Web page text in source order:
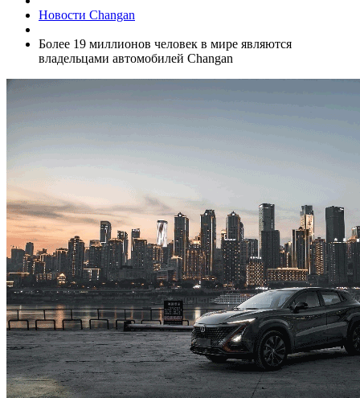
Новости Changan
Более 19 миллионов человек в мире являются
владельцами автомобилей Changan